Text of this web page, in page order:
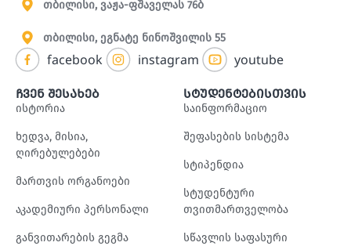
თბილისი, ვაჟა-ფშაველას 76ბ
თბილისი, ეგნატე ნინოშვილის 55
facebook instagram youtube
ჩვენ შესახებ
ისტორია
ხედვა, მისია,
ღირებულებები
მართვის ორგანოები
აკადემიური პერსონალი
განვითარების გეგმა
სტუდენტებისთვის
საინფორმაციო
შეფასების სისტემა
სტიპენდია
სტუდენტური
თვითმართველობა
სწავლის საფასური